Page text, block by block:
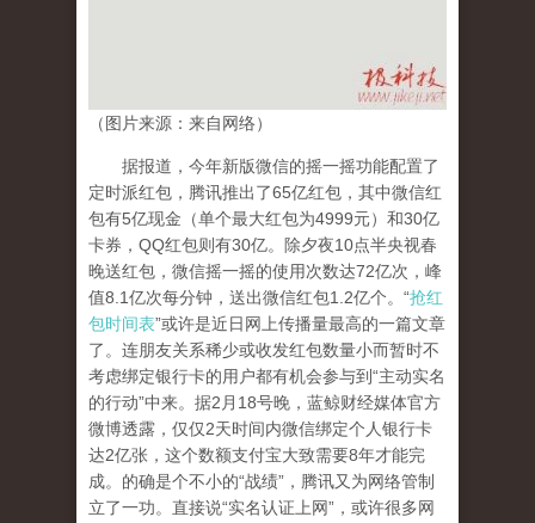
（图片来源：来自网络）
据报道，今年新版微信的摇一摇功能配置了
定时派红包，腾讯推出了65亿红包，其中微信红
包有5亿现金（单个最大红包为4999元）和30亿
卡券，QQ红包则有30亿。除夕夜10点半央视春
晚送红包，微信摇一摇的使用次数达72亿次，峰
值8.1亿次每分钟，送出微信红包1.2亿个。“抢红
包时间表”或许是近日网上传播量最高的一篇文章
了。连朋友关系稀少或收发红包数量小而暂时不
考虑绑定银行卡的用户都有机会参与到“主动实名
的行动”中来。据2月18号晚，蓝鲸财经媒体官方
微博透露，仅仅2天时间内微信绑定个人银行卡
达2亿张，这个数额支付宝大致需要8年才能完
成。的确是个不小的“战绩”，腾讯又为网络管制
立了一功。直接说“实名认证上网”，或许很多网